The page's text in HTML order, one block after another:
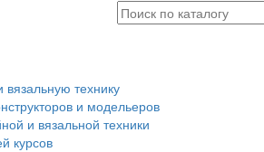
технику
и модельеров
и вязальной техники
курсов